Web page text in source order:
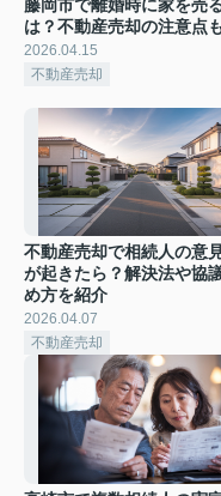
藤岡市で離婚時に家を売
は？不動産売却の注意点
2026.04.15
不動産売却
不動産売却で相続人の意
が起きたら？解決法や協
め方を紹介
2026.04.07
不動産売却